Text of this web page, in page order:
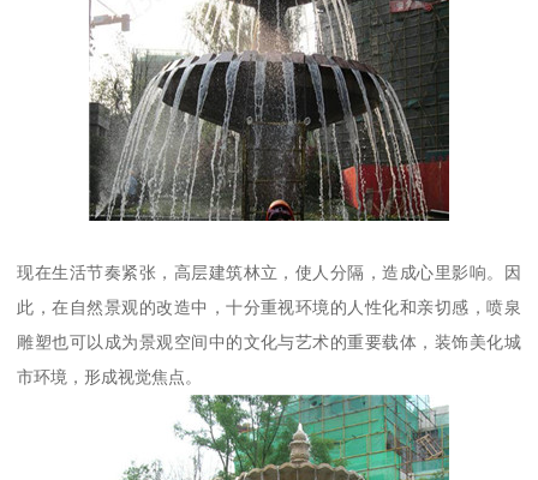
现在生活节奏紧张，高层建筑林立，使人分隔，造成心里影响。因
此，在自然景观的改造中，十分重视环境的人性化和亲切感，喷泉
雕塑也可以成为景观空间中的文化与艺术的重要载体，装饰美化城
市环境，形成视觉焦点。